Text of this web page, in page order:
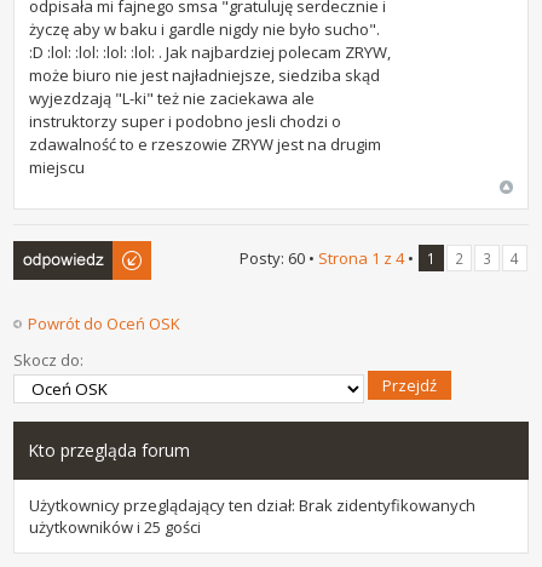
odpisała mi fajnego smsa "gratuluję serdecznie i
życzę aby w baku i gardle nigdy nie było sucho".
:D :lol: :lol: :lol: :lol: . Jak najbardziej polecam ZRYW,
może biuro nie jest najładniejsze, siedziba skąd
wyjezdzają "L-ki" też nie zaciekawa ale
instruktorzy super i podobno jesli chodzi o
zdawalność to e rzeszowie ZRYW jest na drugim
miejscu
Odpowiedz Posty: 60 • Strona 1 z 4• 1 2 3 4
Powrót do Oceń OSK
Skocz do:
Kto przegląda forum
Użytkownicy przeglądający ten dział: Brak zidentyfikowanych
użytkowników i 25 gości